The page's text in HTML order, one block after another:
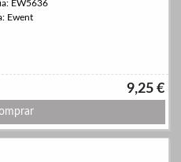
EW5636
Ewent
9,25 €